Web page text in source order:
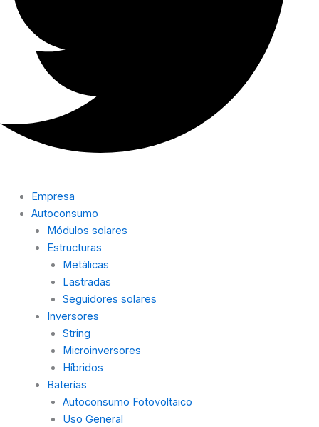
Empresa
Autoconsumo
Módulos solares
Estructuras
Metálicas
Lastradas
Seguidores solares
Inversores
String
Microinversores
Híbridos
Baterías
Autoconsumo Fotovoltaico
Uso General